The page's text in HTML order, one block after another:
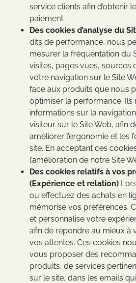
service clients afin d’obtenir
paiement.
Des cookies d’analyse du
dits de performance, nous
mesurer la fréquentation du
visites, pages vues, sources
votre navigation sur le Site
face aux produits que nous
optimiser la performance. Ils
informations sur la
visiteur sur le Site Web, afin
améliorer l’ergonomie et les
site. En acceptant ces
l’amélioration de notre Site
Des cookies relatifs à vos
(Expérience et relation)
ou effectuez des achats en
mémorise vos préférences.
et personnalise votre
afin de répondre au mieux à
vos attentes. Ces cookies
vous proposer des
produits, de services
sur le site, dans les emails